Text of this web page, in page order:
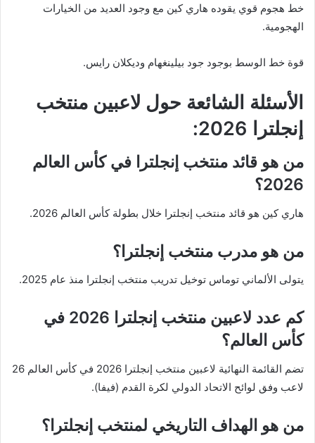
خط هجوم قوي يقوده هاري كين مع وجود العديد من الخيارات
الهجومية.
قوة خط الوسط بوجود جود بيلينغهام وديكلان رايس.
الأسئلة الشائعة حول لاعبين منتخب
إنجلترا 2026:
من هو قائد منتخب إنجلترا في كأس العالم
2026؟
هاري كين هو قائد منتخب إنجلترا خلال بطولة كأس العالم 2026.
من هو مدرب منتخب إنجلترا؟
يتولى الألماني توماس توخيل تدريب منتخب إنجلترا منذ عام 2025.
كم عدد لاعبين منتخب إنجلترا 2026 في
كأس العالم؟
تضم القائمة النهائية لاعبين منتخب إنجلترا 2026 في كأس العالم 26
لاعب وفق لوائح الاتحاد الدولي لكرة القدم (فيفا).
من هو الهداف التاريخي لمنتخب إنجلترا؟